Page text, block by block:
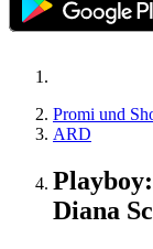
Promi und
ARD
Diana